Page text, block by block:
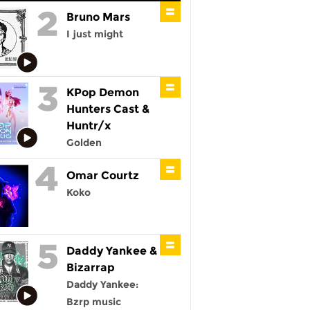
Bruno Mars
I just might
KPop Demon
Hunters Cast &
Huntr/x
Golden
Omar Courtz
Koko
Daddy Yankee &
Bizarrap
Daddy Yankee:
Bzrp music